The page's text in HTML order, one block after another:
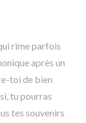
rime parfois
après un
toi de bien
tu pourras
tes souvenirs